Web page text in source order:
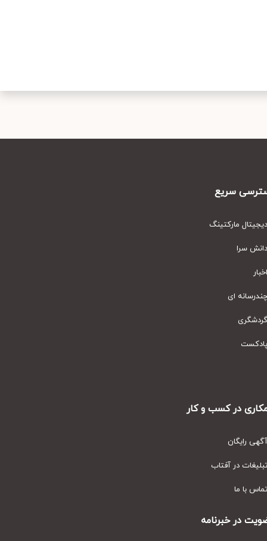
سریع
مارکتینگ
سرا
ای
در کسب و کار
رایگان
در آفتاب
با ما
در خبرنامه